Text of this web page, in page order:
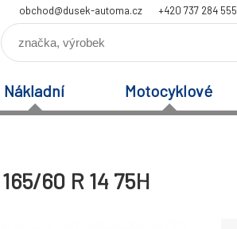
obchod@dusek-automa.cz +420 737 284 555
Nákladní Motocyklové
60 R 14 75H